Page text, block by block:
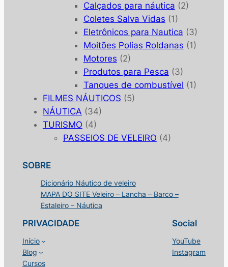
Calçados para náutica (2)
Coletes Salva Vidas (1)
Eletrônicos para Nautica (3)
Moitões Polias Roldanas (1)
Motores (2)
Produtos para Pesca (3)
Tanques de combustível (1)
FILMES NÁUTICOS (5)
NÁUTICA (34)
TURISMO (4)
PASSEIOS DE VELEIRO (4)
SOBRE
Dicionário Náutico de veleiro
MAPA DO SITE Veleiro – Lancha – Barco –
Estaleiro – Náutica
PRIVACIDADE
Início
Blog
Cursos
Social
YouTube
Instagram